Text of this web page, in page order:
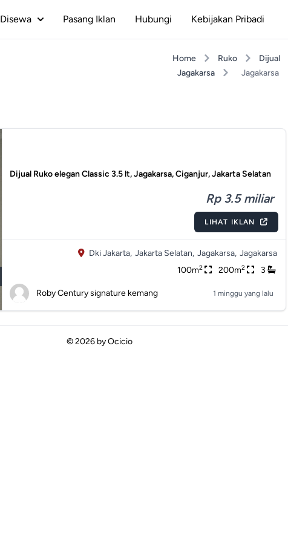
Disewa Pasang Iklan Hubungi Kebijakan Pribadi
Home Ruko Dijual
Jagakarsa
Jagakarsa
Dijual Ruko elegan Classic 3.5 lt, Jagakarsa, Ciganjur, Jakarta Selatan
Rp 3.5 miliar
LIHAT IKLAN
Dki Jakarta, Jakarta Selatan, Jagakarsa, Jagakarsa
100m2 200m2 3
Roby Century signature kemang 1 minggu yang lalu
© 2026 byOcicio